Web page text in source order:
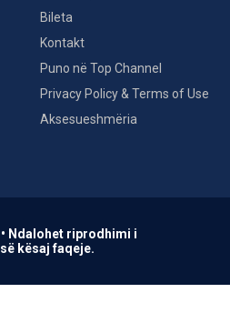
Bileta
Kontakt
Puno në Top Channel
Privacy Policy & Terms of Use
Aksesueshmëria
Ndalohet riprodhimi i
kësaj faqeje.